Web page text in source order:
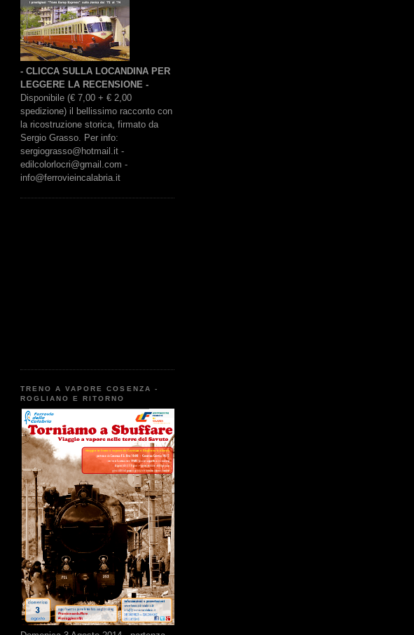
- CLICCA SULLA LOCANDINA PER
LEGGERE LA RECENSIONE -
Disponibile (€ 7,00 + € 2,00
spedizione) il bellissimo racconto con
la ricostruzione storica, firmato da
Sergio Grasso. Per info:
sergiograsso@hotmail.it -
edilcolorlocri@gmail.com -
info@ferrovieincalabria.it
TRENO A VAPORE COSENZA -
ROGLIANO E RITORNO